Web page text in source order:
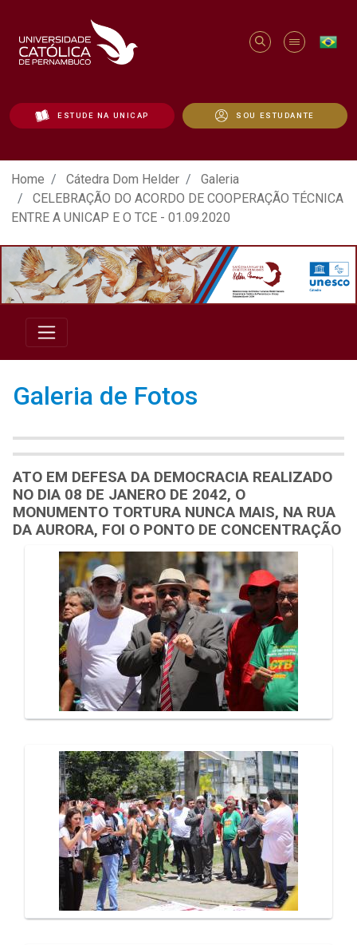
ESTUDE NA UNICAP SOU ESTUDANTE
ATO EM DEFESA DA DEMOCRACIA
Home Cátedra Dom Helder
Galeria
CELEBRAÇÃO DO ACORDO DE COOPERAÇÃO TÉCNICA
ENTRE A UNICAP E O TCE - 01.09.2020
Galeria de Fotos
ATO EM DEFESA DA DEMOCRACIA REALIZADO
NO DIA 08 DE JANERO DE 2042, O
MONUMENTO TORTURA NUNCA MAIS, NA RUA
DA AURORA, FOI O PONTO DE CONCENTRAÇÃO
Galeria de Mídias